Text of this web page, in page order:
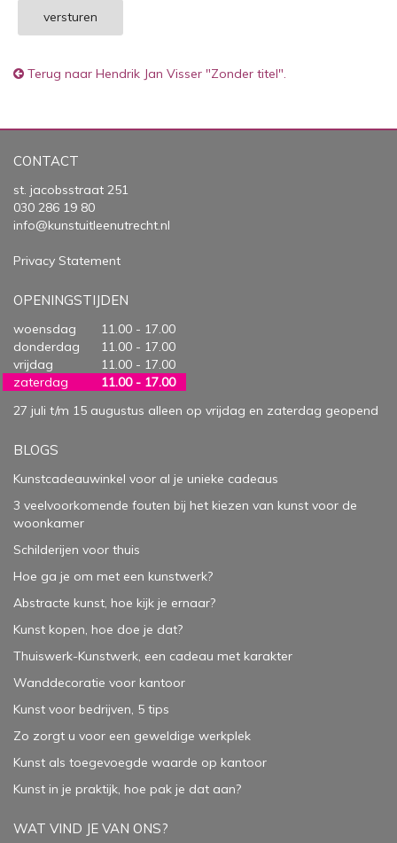
versturen
Terug naar Hendrik Jan Visser "Zonder titel".
CONTACT
st. jacobsstraat 251
030 286 19 80
info@kunstuitleenutrecht.nl
Privacy Statement
OPENINGSTIJDEN
woensdag
11.00 - 17.00
donderdag
11.00 - 17.00
vrijdag
11.00 - 17.00
zaterdag
11.00 - 17.00
27 juli t/m 15 augustus alleen op vrijdag en zaterdag geopend
BLOGS
Kunstcadeauwinkel voor al je unieke cadeaus
3 veelvoorkomende fouten bij het kiezen van kunst voor de
woonkamer
Schilderijen voor thuis
Hoe ga je om met een kunstwerk?
Abstracte kunst, hoe kijk je ernaar?
Kunst kopen, hoe doe je dat?
Thuiswerk-Kunstwerk, een cadeau met karakter
Wanddecoratie voor kantoor
Kunst voor bedrijven, 5 tips
Zo zorgt u voor een geweldige werkplek
Kunst als toegevoegde waarde op kantoor
Kunst in je praktijk, hoe pak je dat aan?
WAT VIND JE VAN ONS?